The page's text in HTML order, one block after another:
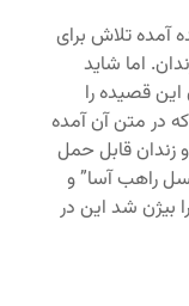
آمده تلاش برای
اما شاید
قصیده را
در متن آن آمده
زندان قابل حمل
راهب آسا” و
بیژن شد این در